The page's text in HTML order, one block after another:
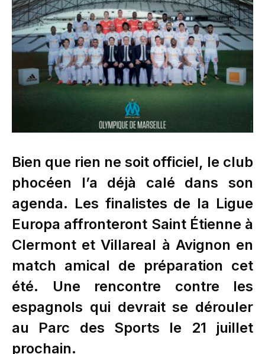
Bien que rien ne soit officiel, le club
phocéen l’a déjà calé dans son
agenda. Les finalistes de la Ligue
Europa affronteront Saint Étienne à
Clermont et Villareal à Avignon en
match amical de préparation cet
été. Une rencontre contre les
espagnols qui devrait se dérouler
au Parc des Sports le 21 juillet
prochain.